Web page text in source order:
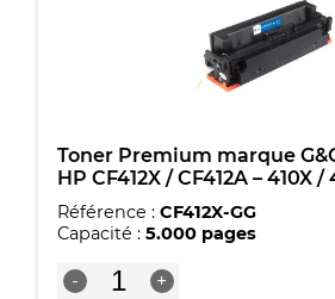
Toner Premium marque
HP CF412X / CF412A – 410X
Référence : CF412X-GG
Capacité : 5.000 pages
-
quantité
+